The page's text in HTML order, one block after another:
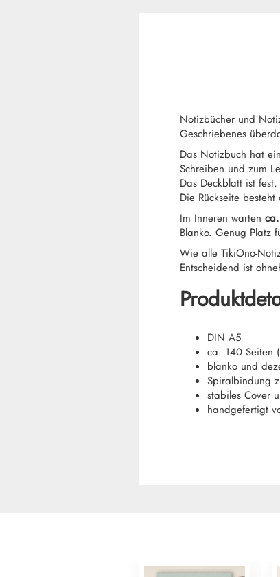
Notizbücher und
Geschriebenes
Das Notizbuch hat
Schreiben und zum
Das Deckblatt ist
Die Rückseite
Im Inneren warten
Blanko. Genug Platz
Wie alle TikiOno-
Entscheidend ist
DIN A5
ca. 140 Seiten
blanko und
Spiralbindung
stabiles Cover
handgefertigt